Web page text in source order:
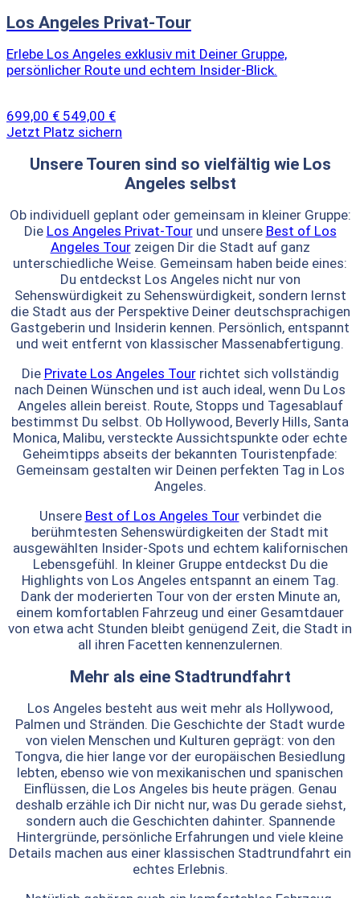
Los Angeles Privat-Tour
Erlebe Los Angeles exklusiv mit Deiner Gruppe,
persönlicher Route und echtem Insider-Blick.
699,00 € 549,00 €
Jetzt Platz sichern
Unsere Touren sind so vielfältig wie Los
Angeles selbst
Ob individuell geplant oder gemeinsam in kleiner Gruppe:
Die Los Angeles Privat-Tourund unsere Best of Los
Angeles Tourzeigen Dir die Stadt auf ganz
unterschiedliche Weise. Gemeinsam haben beide eines:
Du entdeckst Los Angeles nicht nur von
Sehenswürdigkeit zu Sehenswürdigkeit, sondern lernst
die Stadt aus der Perspektive Deiner deutschsprachigen
Gastgeberin und Insiderin kennen. Persönlich, entspannt
und weit entfernt von klassischer Massenabfertigung.
Die Private Los Angeles Tourrichtet sich vollständig
nach Deinen Wünschen und ist auch ideal, wenn Du Los
Angeles allein bereist. Route, Stopps und Tagesablauf
bestimmst Du selbst. Ob Hollywood, Beverly Hills, Santa
Monica, Malibu, versteckte Aussichtspunkte oder echte
Geheimtipps abseits der bekannten Touristenpfade:
Gemeinsam gestalten wir Deinen perfekten Tag in Los
Angeles.
Unsere Best of Los Angeles Tourverbindet die
berühmtesten Sehenswürdigkeiten der Stadt mit
ausgewählten Insider-Spots und echtem kalifornischen
Lebensgefühl. In kleiner Gruppe entdeckst Du die
Highlights von Los Angeles entspannt an einem Tag.
Dank der moderierten Tour von der ersten Minute an,
einem komfortablen Fahrzeug und einer Gesamtdauer
von etwa acht Stunden bleibt genügend Zeit, die Stadt in
all ihren Facetten kennenzulernen.
Mehr als eine Stadtrundfahrt
Los Angeles besteht aus weit mehr als Hollywood,
Palmen und Stränden. Die Geschichte der Stadt wurde
von vielen Menschen und Kulturen geprägt: von den
Tongva, die hier lange vor der europäischen Besiedlung
lebten, ebenso wie von mexikanischen und spanischen
Einflüssen, die Los Angeles bis heute prägen. Genau
deshalb erzähle ich Dir nicht nur, was Du gerade siehst,
sondern auch die Geschichten dahinter. Spannende
Hintergründe, persönliche Erfahrungen und viele kleine
Details machen aus einer klassischen Stadtrundfahrt ein
echtes Erlebnis.